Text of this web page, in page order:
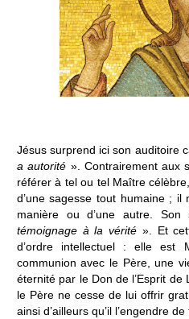
Jésus surprend ici son auditoire
a autorité ». Contrairement aux
référer à tel ou tel Maître
d’une sagesse tout humaine ; il
manière ou d’une autre.
témoignage à la vérité ». Et
d’ordre intellectuel : elle est
communion avec le Père, une
éternité par le Don de l’Esprit
le Père ne cesse de lui offrir
ainsi d’ailleurs qu’il l’engendre